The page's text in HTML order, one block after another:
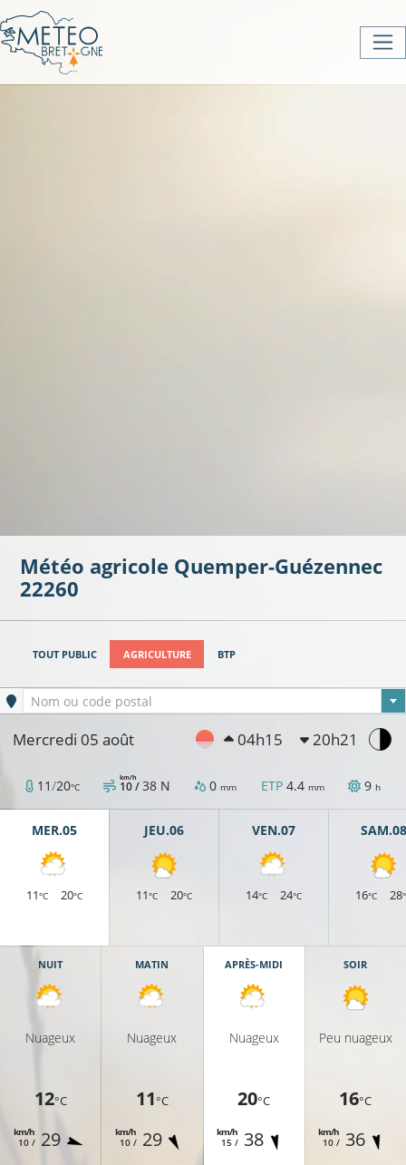
Météo agricole Quemper-Guézennec
22260
TOUT PUBLIC AGRICULTURE BTP
Ville sélectionnée
Nom ou code postal
Mercredi 05 août 04h15 20h21
11/20°C 10 /
km/h 38 N 0 mm ETP 4.4 mm 9 h
MER.05
11°C 20°C
JEU.06
11°C 20°C
VEN.07
14°C 24°C
SAM.08
16°C 28
NUIT
Nuageux
12°C
10 /
km/h 29
MATIN
Nuageux
11°C
10 /
km/h 29
APRÈS-MIDI
Nuageux
20°C
15 /
km/h 38
SOIR
Peu nuageux
16°C
10 /
km/h 36